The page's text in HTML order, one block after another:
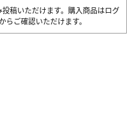
稿いただけます。購入商品はログ
からご確認いただけます。